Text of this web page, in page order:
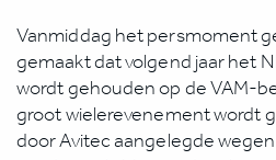
Vanmiddag het persmoment
gemaakt dat volgend jaar het
wordt gehouden op de VAM-
groot wielerevenement wordt
door Avitec aangelegde